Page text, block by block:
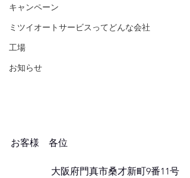
キャンペーン
ミツイオートサービスってどんな会社
工場
お知らせ
お客様　各位
大阪府門真市桑才新町9番11号